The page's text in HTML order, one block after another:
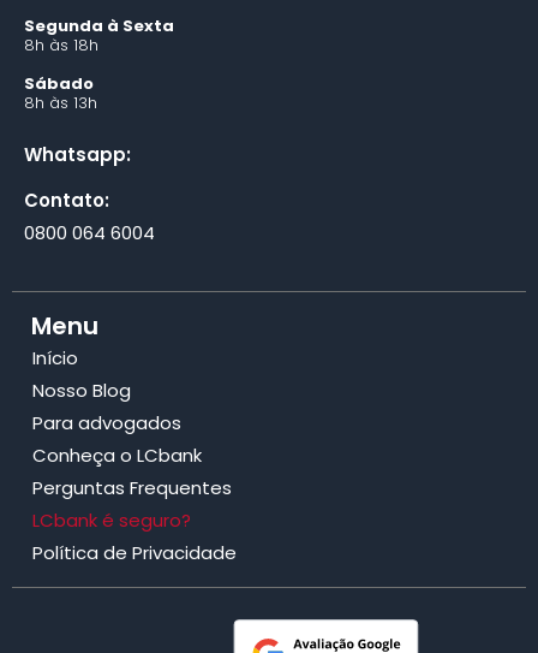
Segunda à Sexta
8h às 18h
Sábado
8h às 13h
Whatsapp:
Contato:
0800 064 6004
Menu
Início
Nosso Blog
Para advogados
Conheça o LCbank
Perguntas Frequentes
LCbank é seguro?
Política de Privacidade